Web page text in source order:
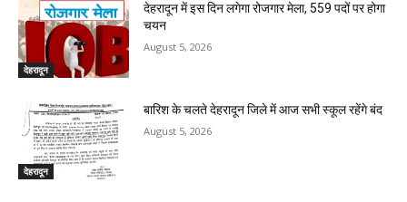
देहरादून
देहरादून में इस दिन लगेगा रोजगार मेला, 559 पदों पर होगा
चयन
August 5, 2026
देहरादून
बारिश के चलते देहरादून जिले में आज सभी स्कूल रहेंगे बंद
August 5, 2026